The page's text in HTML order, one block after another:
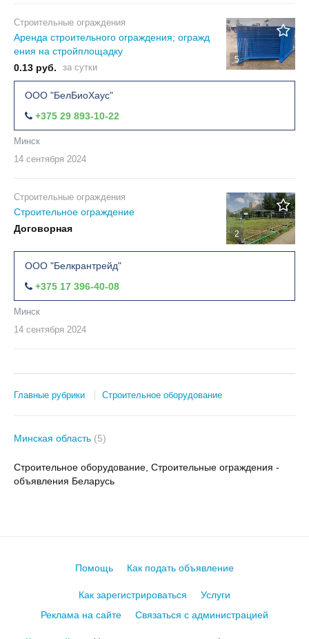
5
Строительные ограждения
Аренда строительного ограждения; огражд
ения на стройплощадку
0.13 руб.
за сутки
ООО "БелБиоХаус"
+375 29 893-10-22
Минск
14 сентября 2024
2
Строительные ограждения
Строительное ограждение
Договорная
ООО "Белкрантрейд"
+375 17 396-40-08
Минск
14 сентября 2024
Главные рубрики Строительное оборудование
Минская область (5)
Строительное оборудование, Строительные ограждения -
объявления Беларусь
Помощь Как подать объявление
Как зарегистрироваться
Услуги
Реклама на сайте
Связаться с администрацией